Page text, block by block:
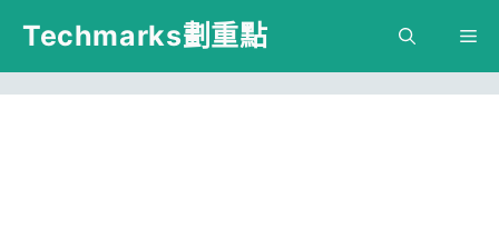
跳
主
Techmarks劃重點